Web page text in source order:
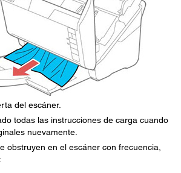
del escáner.
todas las instrucciones de carga cuando
nuevamente.
obstruyen en el escáner con frecuencia,